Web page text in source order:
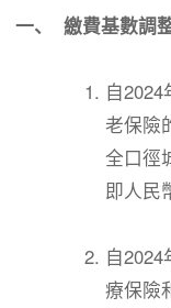
一、 繳費基數調
自
老保險
全口徑
即人民
自
療保險